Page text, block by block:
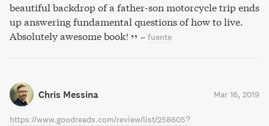
beautiful backdrop of a father-son motorcycle trip ends
up answering fundamental questions of how to live.
Absolutely awesome book!
– fuente
Chris Messina Mar 16, 2019
https://www.goodreads.com/review/list/258605?